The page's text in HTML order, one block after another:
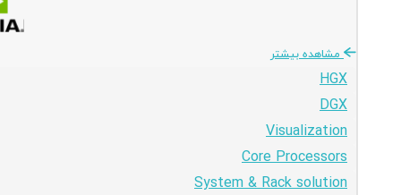
مشاهده بیشتر
HGX
DGX
Visualization
Core Processors
System & Rack solution